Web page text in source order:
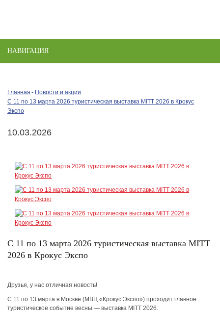
НАВИГАЦИЯ
Главная
Новости и акции
С 11 по 13 марта 2026 туристическая выставка MITT 2026 в Крокус
Экспо
10.03.2026
С 11 по 13 марта 2026 туристическая выставка MITT
2026 в Крокус Экспо
Друзья, у нас отличная новость!
С 11 по 13 марта в Москве (МВЦ «Крокус Экспо») проходит главное
туристическое событие весны — выставка MITT 2026.